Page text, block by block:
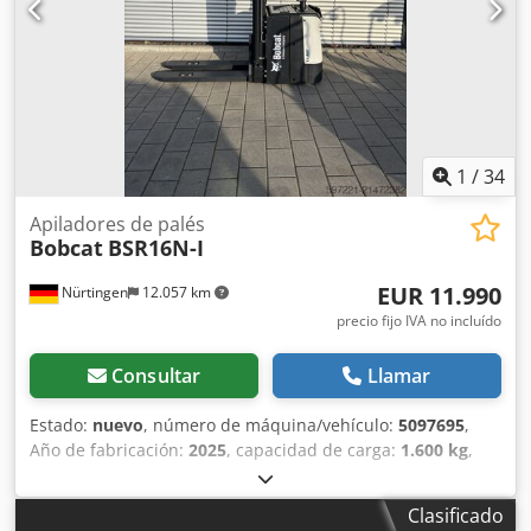
1 /34
Nürtingen 12.057 km
Apiladores de palés
Bobcat BSR16N-I
EUR 11.990
precio fijo IVA no incluído
Consultar Llamar
Estado: nuevo, número de máquina/vehículo: 5097695,
Año de fabricación: 2025, capacidad de carga: 1.600 kg,
4.620 mm, ascensor libre:
centro de carga:600 mm, tipo de combustible:eléctrico,
, altura de construcción:2.120 mm,
Clasificado